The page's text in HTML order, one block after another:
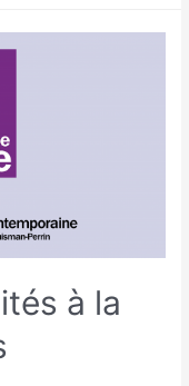
à la